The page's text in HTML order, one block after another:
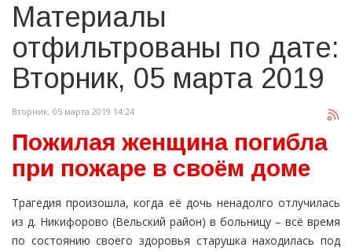
Материалы
отфильтрованы по дате:
Вторник, 05 марта 2019
Вторник, 05 марта 2019 14:24
Пожилая женщина погибла
при пожаре в своём доме
Трагедия произошла, когда её дочь ненадолго отлучилась
из д. Никифорово (Вельский район) в больницу – всё время
по состоянию своего здоровья старушка находилась под